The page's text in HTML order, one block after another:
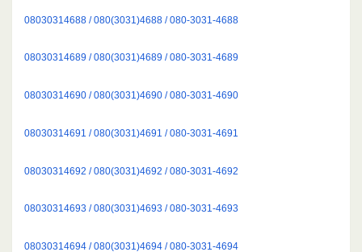
08030314688 / 080(3031)4688 / 080-3031-4688
08030314689 / 080(3031)4689 / 080-3031-4689
08030314690 / 080(3031)4690 / 080-3031-4690
08030314691 / 080(3031)4691 / 080-3031-4691
08030314692 / 080(3031)4692 / 080-3031-4692
08030314693 / 080(3031)4693 / 080-3031-4693
08030314694 / 080(3031)4694 / 080-3031-4694